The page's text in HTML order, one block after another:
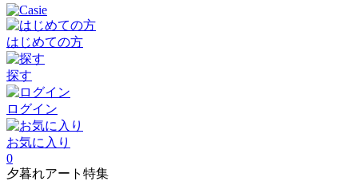
はじめての方
探す
ログイン
お気に入り
0
夕暮れアート特集